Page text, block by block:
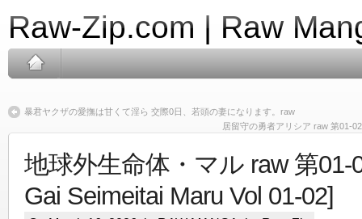
Raw-Zip.com | Raw
暴君ヤクザの愛撫は甘くて淫ら 交際0日、若頭の妻になります。raw
居留守の勇者アリシア raw 第01-
地球外生命体・マル raw 第01-
Gai Seimeitai Maru Vol 01-02]